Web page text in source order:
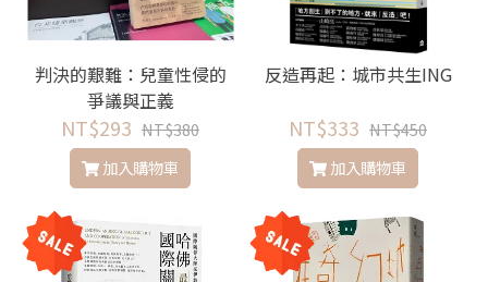
判決的艱難：兒童性侵的
爭議與正義
NT$293 NT$380
加入購物車
反造再起：城市共生ING
NT$333 NT$450
加入購物車